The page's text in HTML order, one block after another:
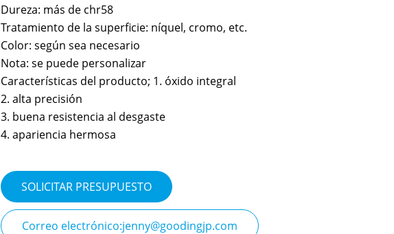
Dureza: más de chr58
Tratamiento de la superficie: níquel, cromo, etc.
Color: según sea necesario
Nota: se puede personalizar
Características del producto; 1. óxido integral
2. alta precisión
3. buena resistencia al desgaste
4. apariencia hermosa
SOLICITAR PRESUPUESTO
Correo electrónico:jenny@goodingjp.com